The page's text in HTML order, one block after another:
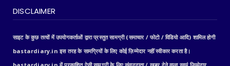
DISCLAIMER
साइट के कुछ तत्वों में उपयोगकर्ताओं द्वारा प्रस्तुत सामग्री (समाचार / फोटो / विडियो आदि) शामिल होगी
bastardiary.in इस तरह के सामग्रियों के लिए कोई ज़िम्मेदार नहीं स्वीकार करता है।